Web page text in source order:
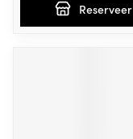
Reserveer